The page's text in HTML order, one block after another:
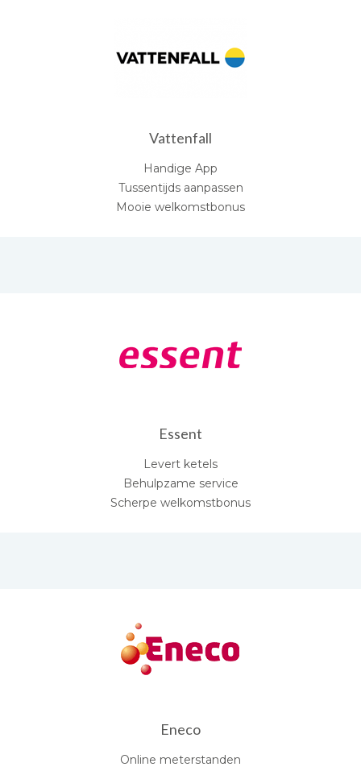
Vattenfall
Handige App
Tussentijds aanpassen
Mooie welkomstbonus
Essent
Levert ketels
Behulpzame service
Scherpe welkomstbonus
Eneco
Online meterstanden